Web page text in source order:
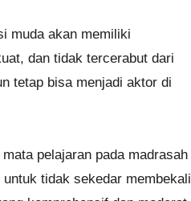
muda akan memiliki
dan tidak tercerabut dari
tetap bisa menjadi aktor di
pelajaran pada madrasah
tidak sekedar membekali